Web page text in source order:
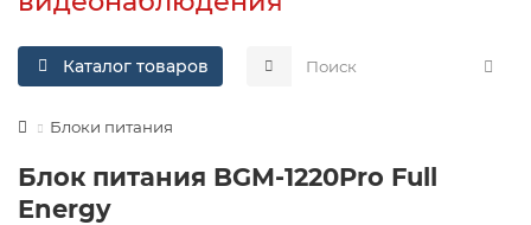
Каталог товаров
Блоки питания
Блок питания BGM-1220Pro Full
Energy